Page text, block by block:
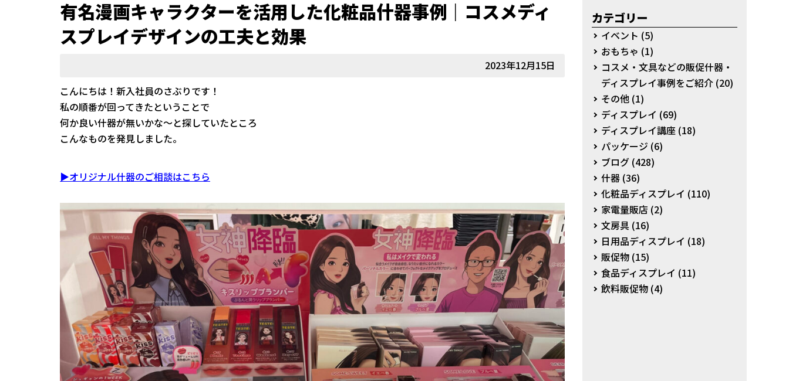
有名漫画キャラクターを活用した化粧品什器事例｜コスメディ
スプレイデザインの工夫と効果
2023年12月15日
こんにちは！新入社員のさぶりです！
私の順番が回ってきたということで
何か良い什器が無いかな～と探していたところ
こんなものを発見しました。
▶オリジナル什器のご相談はこちら
カテゴリー
イベント (5)
おもちゃ (1)
コスメ・文具などの販促什器・
ディスプレイ事例をご紹介 (20)
その他 (1)
ディスプレイ (69)
ディスプレイ講座 (18)
パッケージ (6)
ブログ (428)
什器 (36)
化粧品ディスプレイ (110)
家電量販店 (2)
文房具 (16)
日用品ディスプレイ (18)
販促物 (15)
食品ディスプレイ (11)
飲料販促物 (4)